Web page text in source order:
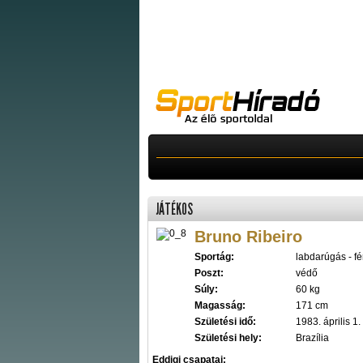
JÁTÉKOS
Bruno Ribeiro
Sportág:
labdarúgás -
Poszt:
védő
Súly:
60 kg
Magasság:
171 cm
Születési idő:
1983. április 1.
Születési hely:
Brazília
Eddigi csapatai: